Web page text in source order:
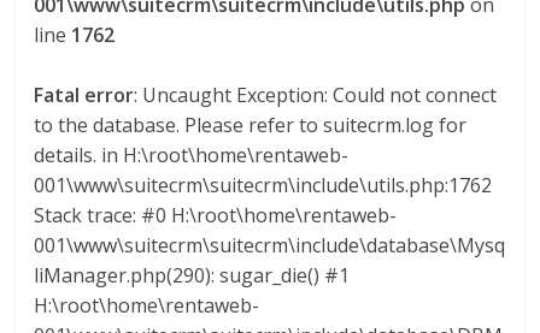
a
r
a
e
line 1762
Fatal error: Uncaught Exception: Could not connect
to the database. Please refer to suitecrm.log for
details. in H:\root\home\rentaweb-
001\www\suitecrm\suitecrm\include\utils.php:1762
Stack trace: #0 H:\root\home\rentaweb-
001\www\suitecrm\suitecrm\include\database\Mysq
liManager.php(290): sugar_die() #1
H:\root\home\rentaweb-